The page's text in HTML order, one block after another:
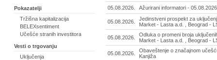
Pokazatelji
Tržišna kapitalizacija
BELEXsentiment
Učešće stranih investitora
Vesti o trgovanju
Uključenja
05.08.2026.
Ažurirani informatori - 05.08.2026
05.08.2026.
Jedinstveni prospekt za
Market - Lasta a.d. , Beograd -
05.08.2026.
Odluka o promeni broja
Market - Lasta a.d. , Beograd -
05.08.2026.
Obaveštenje o značajnom
Kanjiža